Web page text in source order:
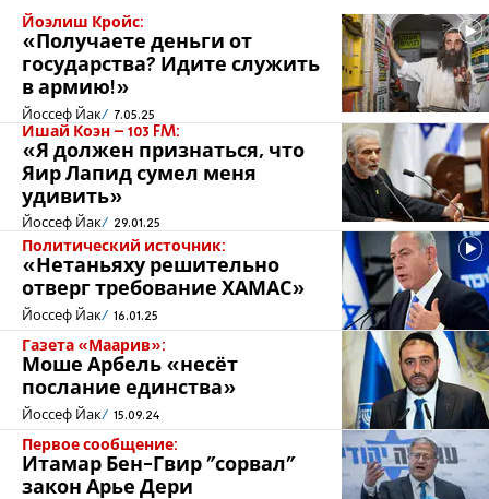
Йоэлиш Кройс:
«Получаете деньги от
государства? Идите служить
в армию!»
Йоссеф Йак 7.05.25
Ишай Коэн – 103 FM:
«Я должен признаться, что
Яир Лапид сумел меня
удивить»
Йоссеф Йак 29.01.25
Политический источник:
«Нетаньяху решительно
отверг требование ХАМАС»
Йоссеф Йак 16.01.25
Газета «Маарив»:
Моше Арбель «несёт
послание единства»
Йоссеф Йак 15.09.24
Первое сообщение:
Итамар Бен-Гвир "сорвал"
закон Арье Дери